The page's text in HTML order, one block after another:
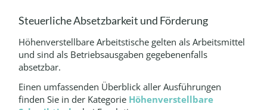
Steuerliche Absetzbarkeit und Förderung
Höhenverstellbare Arbeitstische gelten als Arbeitsmittel
und sind als Betriebsausgaben gegebenenfalls
absetzbar.
Einen umfassenden Überblick aller Ausführungen
finden Sie in der Kategorie Höhenverstellbare